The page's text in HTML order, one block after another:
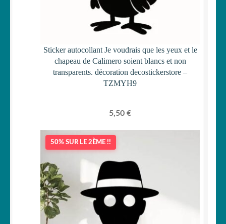
Sticker autocollant Je voudrais que les yeux et le
chapeau de Calimero soient blancs et non
transparents. décoration decostickerstore –
TZMYH9
5,50 €
50% SUR LE 2ÈME !!